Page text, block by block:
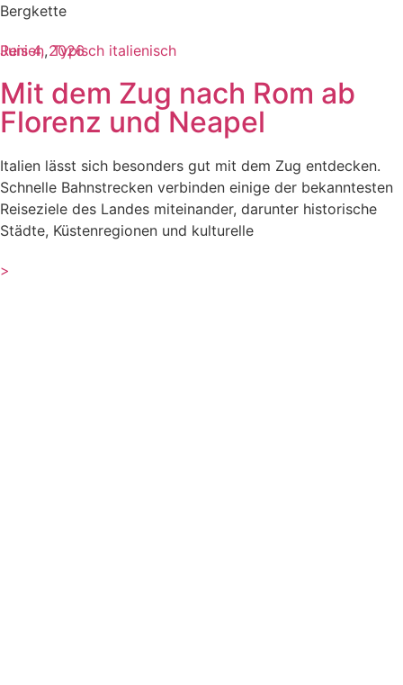
Bergkette
Reisen,Typisch italienisch
Mit dem Zug nach Rom ab
Florenz und Neapel
Italien lässt sich besonders gut mit dem Zug entdecken.
Schnelle Bahnstrecken verbinden einige der bekanntesten
Reiseziele des Landes miteinander, darunter historische
Städte, Küstenregionen und kulturelle
Juni 4, 2026
>